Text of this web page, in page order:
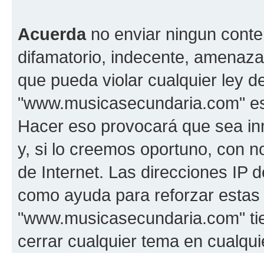
Acuerdano enviar ningun
difamatorio, indecente,
que pueda violar cualquier ley
"www.musicasecundaria.com"
Hacer eso provocará que sea
y, si lo creemos oportuno, con
de Internet. Las direcciones IP
como ayuda para reforzar
"www.musicasecundaria.com"
cerrar cualquier tema en